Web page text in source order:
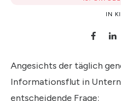
IN KI
Angesichts der täglich
Informationsflut in
entscheidende Frage: